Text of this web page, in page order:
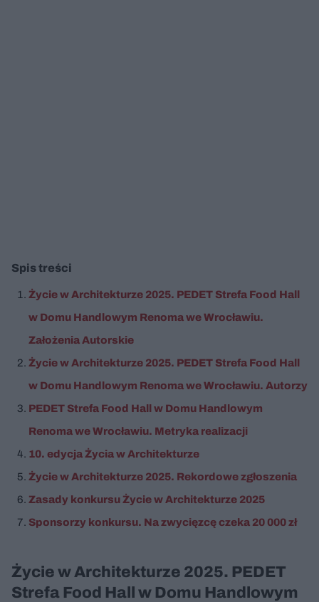
Spis treści
Życie w Architekturze 2025. PEDET Strefa Food Hall
w Domu Handlowym Renoma we Wrocławiu.
Założenia Autorskie
Życie w Architekturze 2025. PEDET Strefa Food Hall
w Domu Handlowym Renoma we Wrocławiu. Autorzy
PEDET Strefa Food Hall w Domu Handlowym
Renoma we Wrocławiu. Metryka realizacji
10. edycja Życia w Architekturze
Życie w Architekturze 2025. Rekordowe zgłoszenia
Zasady konkursu Życie w Architekturze 2025
Sponsorzy konkursu. Na zwycięzcę czeka 20 000 zł
Życie w Architekturze 2025. PEDET
Strefa Food Hall w Domu Handlowym